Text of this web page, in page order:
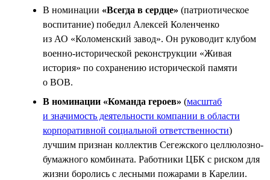
В номинации «Всегда в сердце» (патриотическое
воспитание) победил Алексей Коленченко
из АО «Коломенский завод». Он руководит клубом
военно-исторической реконструкции «Живая
история» по сохранению исторической памяти
о ВОВ.
В номинации «Команда героев» (масштаб
и значимость деятельности компании в области
корпоративной социальной ответственности)
лучшим признан коллектив Сегежского целлюлозно-
бумажного комбината. Работники ЦБК с риском для
жизни боролись с лесными пожарами в Карелии.